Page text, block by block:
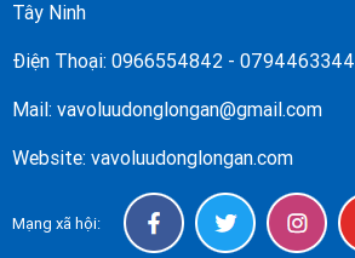
Tây Ninh
Điện Thoại: 0966554842 - 0794463344
Mail: vavoluudonglongan@gmail.com
Website: vavoluudonglongan.com
Mạng xã hội: